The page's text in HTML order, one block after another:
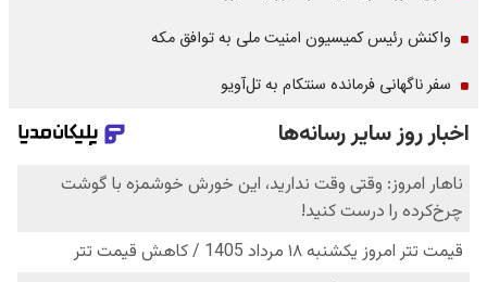
واکنش رئیس کمیسیون امنیت ملی به توافق مکه
سفر ناگهانی فرمانده سنتکام به تل‌آویو